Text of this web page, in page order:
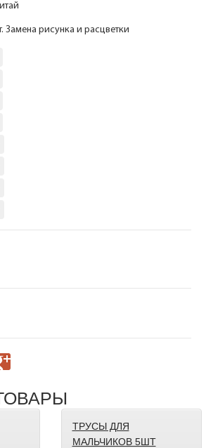
Замена рисунка и расцветки
ТРУСЫ ДЛЯ
МАЛЬЧИКОВ 5ШТ